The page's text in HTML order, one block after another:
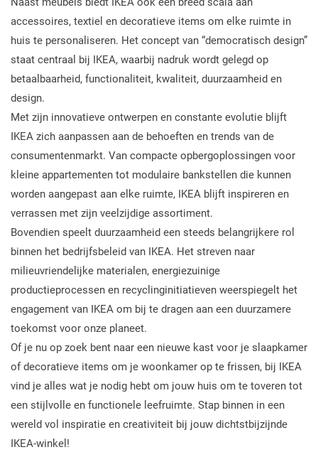
accessoires, textiel en decoratieve items om elke ruimte in
huis te personaliseren. Het concept van “democratisch design”
staat centraal bij IKEA, waarbij nadruk wordt gelegd op
betaalbaarheid, functionaliteit, kwaliteit, duurzaamheid en
design.
Met zijn innovatieve ontwerpen en constante evolutie blijft
IKEA zich aanpassen aan de behoeften en trends van de
consumentenmarkt. Van compacte opbergoplossingen voor
kleine appartementen tot modulaire bankstellen die kunnen
worden aangepast aan elke ruimte, IKEA blijft inspireren en
verrassen met zijn veelzijdige assortiment.
Bovendien speelt duurzaamheid een steeds belangrijkere rol
binnen het bedrijfsbeleid van IKEA. Het streven naar
milieuvriendelijke materialen, energiezuinige
productieprocessen en recyclinginitiatieven weerspiegelt het
engagement van IKEA om bij te dragen aan een duurzamere
toekomst voor onze planeet.
Of je nu op zoek bent naar een nieuwe kast voor je slaapkamer
of decoratieve items om je woonkamer op te frissen, bij IKEA
vind je alles wat je nodig hebt om jouw huis om te toveren tot
een stijlvolle en functionele leefruimte. Stap binnen in een
wereld vol inspiratie en creativiteit bij jouw dichtstbijzijnde
IKEA-winkel!